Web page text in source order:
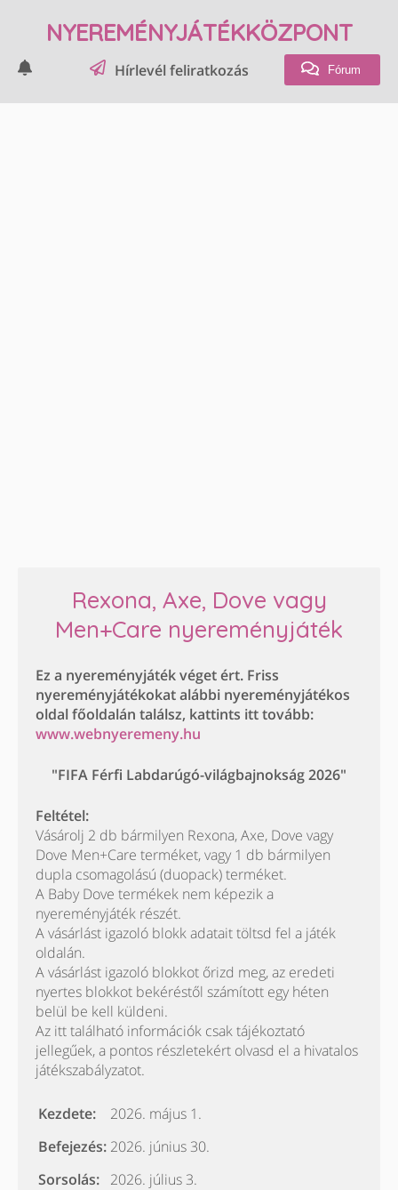
NYEREMÉNYJÁTÉKKÖZPONT
Hírlevél feliratkozás Fórum
Rexona, Axe, Dove vagy
Men+Care nyereményjáték
Ez a nyereményjáték véget ért. Friss
nyereményjátékokat alábbi nyereményjátékos
oldal főoldalán találsz, kattints itt tovább:
www.webnyeremeny.hu
"FIFA Férfi Labdarúgó-világbajnokság 2026"
Feltétel:
Vásárolj 2 db bármilyen Rexona, Axe, Dove vagy
Dove Men+Care terméket, vagy 1 db bármilyen
dupla csomagolású (duopack) terméket.
A Baby Dove termékek nem képezik a
nyereményjáték részét.
A vásárlást igazoló blokk adatait töltsd fel a játék
oldalán.
A vásárlást igazoló blokkot őrizd meg, az eredeti
nyertes blokkot bekéréstől számított egy héten
belül be kell küldeni.
Az itt található információk csak tájékoztató
jellegűek, a pontos részletekért olvasd el a hivatalos
játékszabályzatot.
Kezdete:
2026. május 1.
Befejezés: 2026. június 30.
Sorsolás: 2026. július 3.